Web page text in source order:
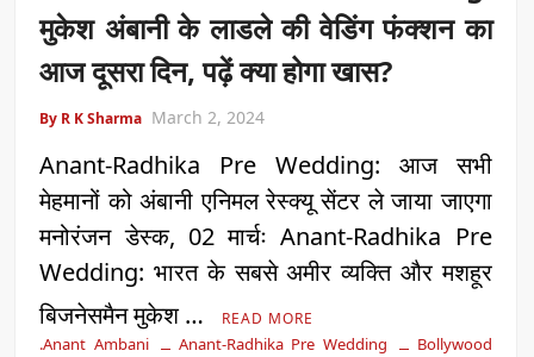
मुकेश अंबानी के लाडले की वेडिंग फंक्शन का
आज दूसरा दिन, पढ़ें क्या होगा खास?
By R K Sharma March 2, 2024
Anant-Radhika Pre Wedding: आज सभी
मेहमानों को अंबानी एनिमल रेस्क्यू सेंटर ले जाया जाएगा
मनोरंजन डेस्क, 02 मार्चः Anant-Radhika Pre
Wedding: भारत के सबसे अमीर व्यक्ति और मशहूर
बिजनेसमैन मुकेश …
READ MORE
.Anant Ambani Anant-Radhika Pre Wedding
Bollywood